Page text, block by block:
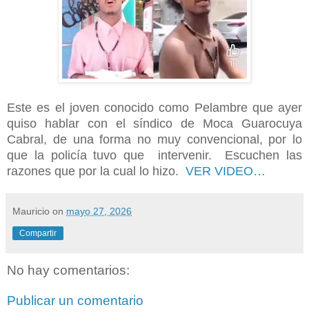
Este es el joven conocido como Pelambre que ayer
quiso hablar con el síndico de Moca Guarocuya
Cabral, de una forma no muy convencional, por lo
que la policía tuvo que intervenir. Escuchen las
razones que por la cual lo hizo. VER VIDEO…
Mauricio on mayo 27, 2026
Compartir
No hay comentarios:
Publicar un comentario